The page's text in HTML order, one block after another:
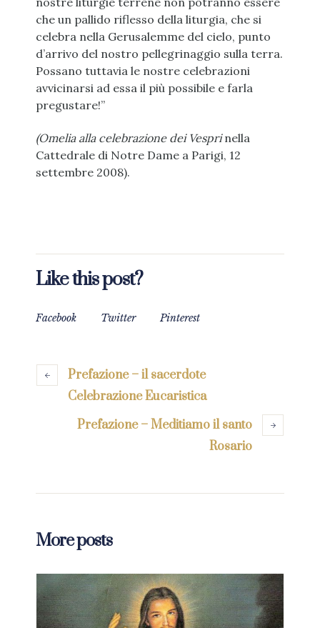
che un pallido riflesso della liturgia, che si
celebra nella Gerusalemme del cielo, punto
d’arrivo del nostro pellegrinaggio sulla terra.
Possano tuttavia le nostre celebrazioni
avvicinarsi ad essa il più possibile e farla
pregustare!”
(Omelia alla celebrazione dei Vesprinella
Cattedrale di Notre Dame a Parigi, 12
settembre 2008).
Like this post?
Facebook Twitter Pinterest
Prefazione – il sacerdote
Celebrazione Eucaristica
Prefazione – Meditiamo il santo
Rosario
More posts